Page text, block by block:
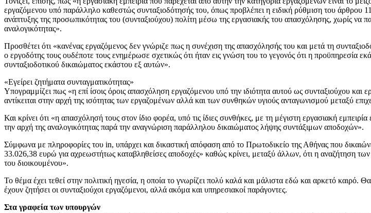
εργαζόμενου υπό παράλληλο καθεστώς συνταξιοδότησής του, όπως προβλέπει η ειδική ρύθμιση του
ανάπτυξης της προσωπικότητας του (συνταξιούχου) πολίτη μέσω της εργασιακής του απασχόλησης, χωρίς να
αναλογικότητας».
Προσθέτει ότι «κανένας εργαζόμενος δεν γνώριζε πως η συνέχιση της απασχόλησής του και μετά τη
ο εργοδότης τους ουδέποτε τους ενημέρωσε σχετικώς ότι ήταν εις γνώση του το γεγονός ότι η προϋπηρεσία
συνταξιοδοτικού δικαιώματος εκάστου εξ αυτών».
«Εγείρει ζητήματα συνταγματικότητας»
Υπογραμμίζει πως «η επί ίσοις όροις απασχόληση εργαζόμενου υπό την ιδιότητα αυτού ως συνταξιούχου και
αντίκειται στην αρχή της ισότητας των εργαζομένων αλλά και των συνθηκών υγιούς ανταγωνισμού μεταξύ
Και κρίνει ότι «η απασχόλησή τους στον ίδιο φορέα, υπό τις ίδιες συνθήκες, με τη μέγιστη εργασιακή
την αρχή της αναλογικότητας παρά την αναγνώριση παράλληλου δικαιώματος λήψης συντάξιμων αποδοχών».
Σύμφωνα με πληροφορίες του in, υπάρχει και δικαστική απόφαση από το Πρωτοδικείο της Αθήνας που
33.026,38 ευρώ για αχρεωστήτως καταβληθείσες αποδοχές» καθώς κρίνει, μεταξύ άλλων, ότι η αναζήτηση
του διοικουμένου».
Το θέμα έχει τεθεί στην πολιτική ηγεσία, η οποία το γνωρίζει πολύ καλά και μάλιστα εδώ και αρκετό καιρό.
έχουν ζητήσει οι συνταξιούχοι εργαζόμενοι, αλλά ακόμα και υπηρεσιακοί παράγοντες.
Στα γραφεία των υπουργών